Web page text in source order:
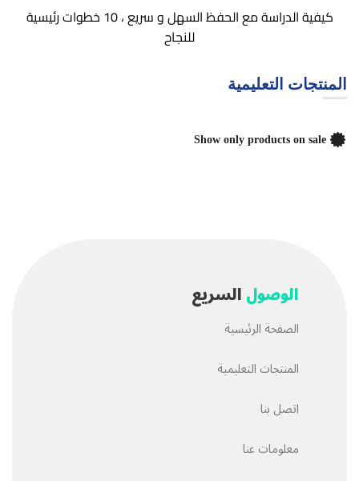
كيفية الدراسة مع الحفظ السهل و سريع ، 10 خطوات رئيسية
للنجاح
المنتجات التعليمية
Show only products on sale
الوصولالسريع
الصفحة الرئيسية
المنتجات التعليمية
اتصل بنا
معلومات عنا